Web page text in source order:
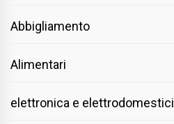
Abbigliamento
Alimentari
elettronica e elettrodomestici